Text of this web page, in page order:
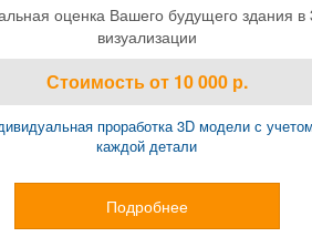
оценка Вашего будущего здания в
визуализации
Стоимостьот 10 000р.
проработка 3D модели с учетом
каждой детали
Подробнее